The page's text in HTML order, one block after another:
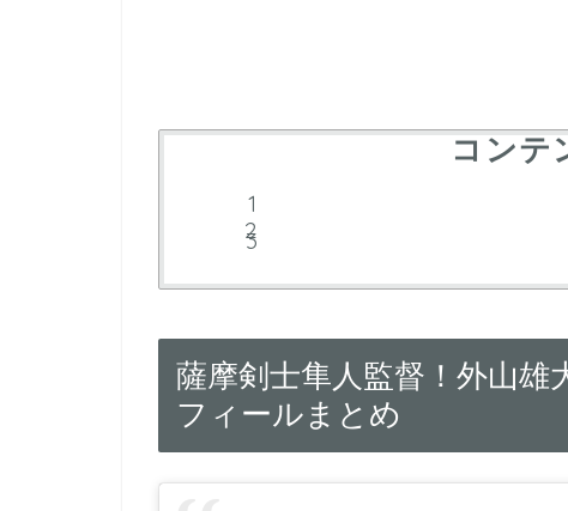
コンテ
薩摩剣士隼人監督！外山雄
フィールまとめ